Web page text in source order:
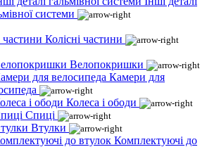
системи
Колісні частини
Велопокришки
Камери для
Колеса і ободи
Спиці
Втулки
Комплектуючі до